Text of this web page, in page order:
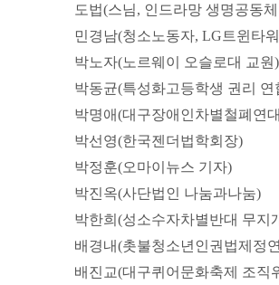
도법(스님, 인드라망 생명공동
민경남(청소노동자, LG트윈타
박노자(노르웨이 오슬로대 교원)
박동균(특성화고등학생 권리 연
박명애(대구장애인차별철폐연
박선영(한국젠더법학회장)
박정훈(오마이뉴스 기자)
박진옥(사단법인 나눔과나눔)
박한희(성소수자차별반대 무지
배경내(촛불청소년인권법제정
배진교(대구퀴어문화축제 조직